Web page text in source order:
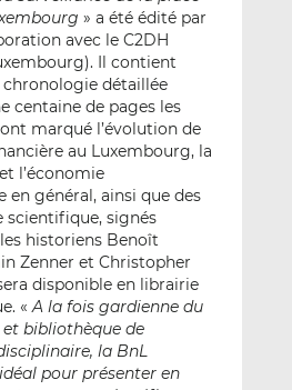
» a été édité par
avec le C2DH
Il contient
détaillée
centaine de pages les
marqué l’évolution de
au Luxembourg, la
l’économie
en général, ainsi que des
scientifique, signés
historiens Benoît
Zenner et Christopher
disponible en librairie
«A la fois gardienne du
bibliothèque de
la BnL
pour présenter en